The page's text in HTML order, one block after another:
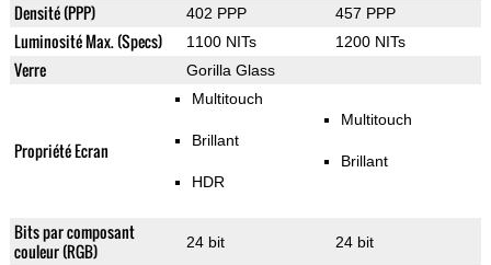
Densité (PPP) 402 PPP 457 PPP
Luminosité Max. (Specs) 1100 NITs 1200 NITs
Verre Gorilla Glass
Propriété Ecran
Multitouch
Brillant
HDR
Multitouch
Brillant
Bits par composant
couleur (RGB)
24 bit 24 bit